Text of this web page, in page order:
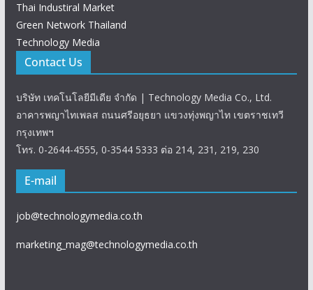
Thai Industiral Market
Green Network Thailand
Technology Media
Contact Us
บริษัท เทคโนโลยีมีเดีย จำกัด | Technology Media Co., Ltd.
อาคารพญาไทเพลส ถนนศรีอยุธยา แขวงทุ่งพญาไท เขตราชเทวี
กรุงเทพฯ
โทร. 0-2644-4555, 0-3544 5333 ต่อ 214, 231, 219, 230
E-mail
job@technologymedia.co.th
marketing_mag@technologymedia.co.th